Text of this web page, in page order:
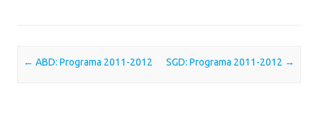
Post navigation
← ABD: Programa 2011-2012 SGD: Programa 2011-2012 →